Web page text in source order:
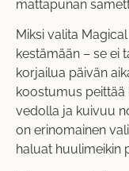
mattapunan
Miksi valita
kestämään – se ei
korjailua päivän
koostumus peittää
vedolla ja kuivuu
on erinomainen
haluat huulimeikin